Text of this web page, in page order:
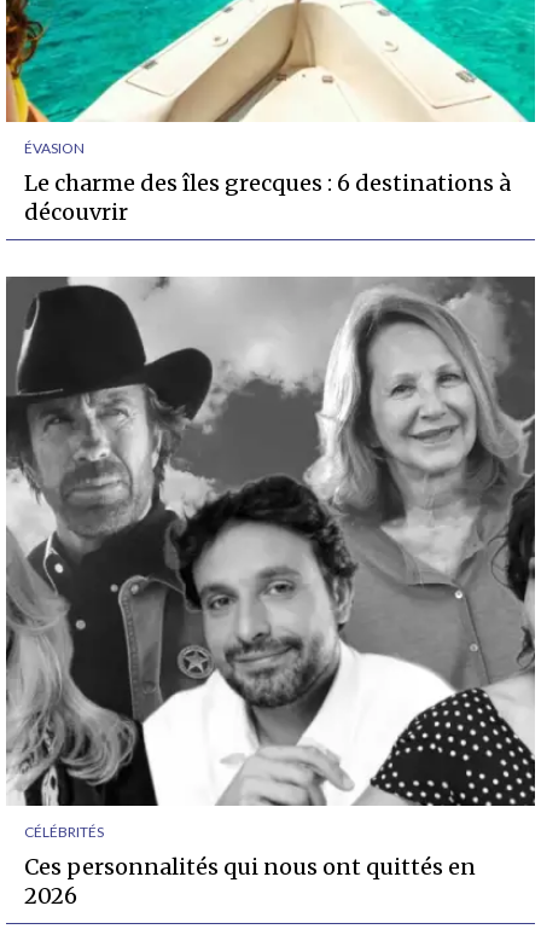
ÉVASION
Le charme des îles grecques : 6 destinations à
découvrir
CÉLÉBRITÉS
Ces personnalités qui nous ont quittés en
2026